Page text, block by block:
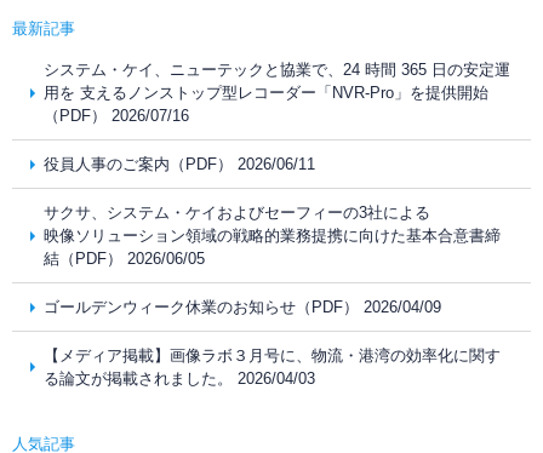
最新記事
システム・ケイ、ニューテックと協業で、24 時間 365 日の安定運
用を 支えるノンストップ型レコーダー「NVR-Pro」を提供開始
（PDF） 2026/07/16
役員人事のご案内（PDF） 2026/06/11
サクサ、システム・ケイおよびセーフィーの3社による
映像ソリューション領域の戦略的業務提携に向けた基本合意書締
結（PDF） 2026/06/05
ゴールデンウィーク休業のお知らせ（PDF） 2026/04/09
【メディア掲載】画像ラボ３月号に、物流・港湾の効率化に関す
る論文が掲載されました。 2026/04/03
人気記事